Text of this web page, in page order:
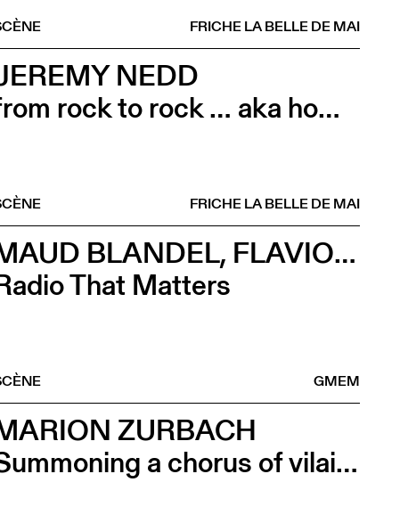
FRICHE LA BELLE DE MAI
NEDD
from rock to rock … aka how magnolia was taken for granite
FRICHE LA BELLE DE MAI
MAUD BLANDEL, FLAVIO VIRZÌ, ASLAA
That Matters
GMEM
ZURBACH
Summoning a chorus of vilaines